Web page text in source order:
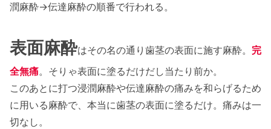
潤麻酔→伝達麻酔の順番で行われる。
表面麻酔はその名の通り歯茎の表面に施す麻酔。 完
全無痛。そりゃ表面に塗るだけだし当たり前か。
このあとに打つ浸潤麻酔や伝達麻酔の痛みを和らげるため
に用いる麻酔で、本当に歯茎の表面に塗るだけ。痛みは一
切なし。